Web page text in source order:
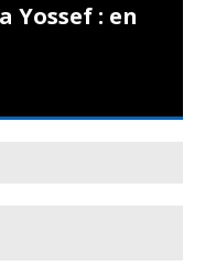
Yossef : en